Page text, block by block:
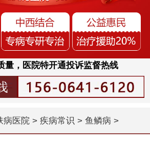
量，医院特开通投诉监督热线
病医院> 疾病常识 > 鱼鳞病 >